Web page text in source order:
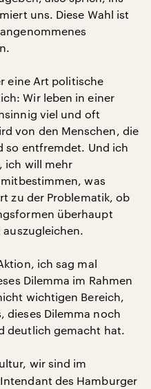
uns. Diese Wahl ist
eine Art politische
Wir leben in einer
viel und oft
von den Menschen, die
so entfremdet. Und ich
ich will mehr
was
zu der Problematik, ob
überhaupt
ich sag mal
Dilemma im Rahmen
wichtigen Bereich,
dieses Dilemma noch
deutlich gemacht hat.
wir sind im
des Hamburger